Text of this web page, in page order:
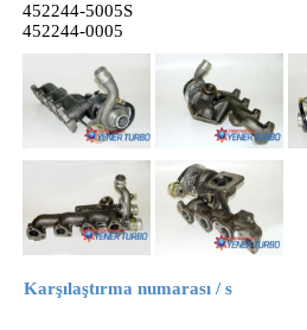
452244-5005S
452244-0005
Karşılaştırma numarası / s